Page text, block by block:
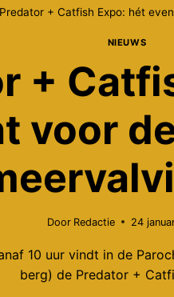
Predator + Catfish Expo: hét
NIEUWS
+
voor
Door Redactie 24
10 uur vindt in de
berg) de Predator +